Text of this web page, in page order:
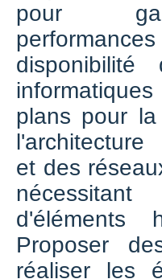
pour
disponibilité
plans pour
et des
d'éléments
Proposer
réaliser les